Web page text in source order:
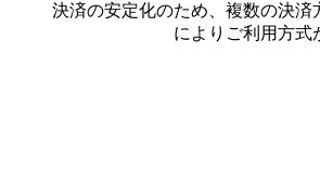
決済の安定化のため、複数の決
によりご利用方式